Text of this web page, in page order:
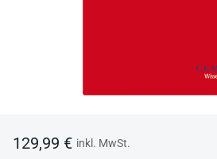
129,99 € inkl. MwSt.